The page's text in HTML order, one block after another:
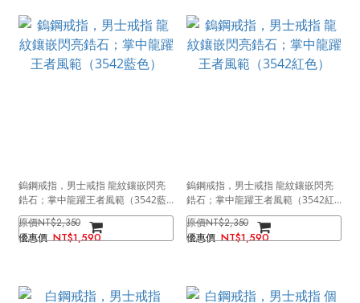
鎢鋼戒指，男士戒指 龍紋鑲嵌閃亮
鋯石；掌中龍躍王者風範（3542藍
色）
NT$2,350
NT$1,590
鎢鋼戒指，男士戒指 龍紋鑲嵌閃亮
鋯石；掌中龍躍王者風範（3542紅
色）
NT$2,350
NT$1,590